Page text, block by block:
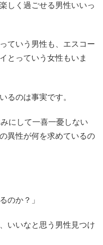
しく過ごせる男性いいっ
ていう男性も、エスコー
とっていう女性もいま
るのは事実です。
にして一喜一憂しない
異性が何を求めているの
のか？」
いいなと思う男性見つけ